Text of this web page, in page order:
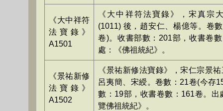
《大中祥符
法寶錄》
A1501
《大中祥符法寶錄》，宋真宗
(1011) 後，趙安仁、楊億等。卷
卷)。收書部數：201部，收書卷
處：《佛祖統紀》。
《景祐新修
法寶錄》
A1502
《景祐新修法寶錄》，宋仁宗景
呂夷簡、宋綬。卷數：21卷(今存
數：19部，收書卷數：161卷。出
覽佛祖統紀》。